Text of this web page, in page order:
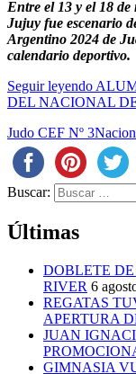
Entre el 13 y el 18
Jujuy fue escenario
Argentino 2024 de
calendario deportivo.
Seguir leyendo
DEL NACIONAL
Judo CEF Nº 3
Buscar:
Últimas
DOBLETE
RIVER 6
REGATAS
APERTURA
JUAN
GIMNASIA